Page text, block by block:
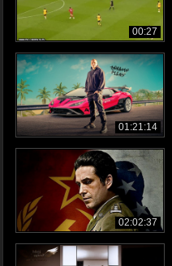
00:27
01:21:14
02:02:37